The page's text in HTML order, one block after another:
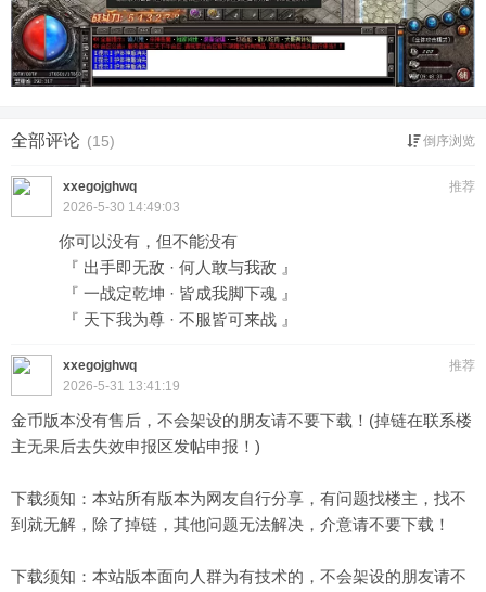
全部评论 (15) 倒序浏览
推荐
xxegojghwq
2026-5-30 14:49:03
你可以没有，但不能没有
『 出手即无敌 · 何人敢与我敌 』
『 一战定乾坤 · 皆成我脚下魂 』
『 天下我为尊 · 不服皆可来战 』
推荐
xxegojghwq
2026-5-31 13:41:19
金币版本没有售后，不会架设的朋友请不要下载！(掉链在联系楼
主无果后去失效申报区发帖申报！)
下载须知：本站所有版本为网友自行分享，有问题找楼主，找不
到就无解，除了掉链，其他问题无法解决，介意请不要下载！
下载须知：本站版本面向人群为有技术的，不会架设的朋友请不